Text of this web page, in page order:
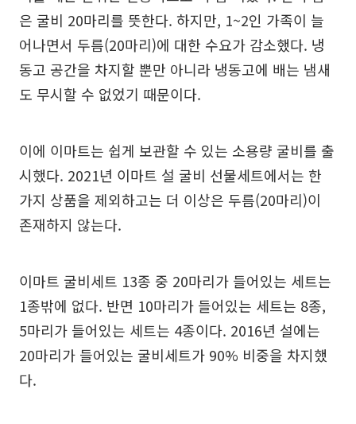
은 굴비 20마리를 뜻한다. 하지만, 1~2인 가족이 늘
어나면서 두름(20마리)에 대한 수요가 감소했다. 냉
동고 공간을 차지할 뿐만 아니라 냉동고에 배는 냄새
도 무시할 수 없었기 때문이다.
이에 이마트는 쉽게 보관할 수 있는 소용량 굴비를 출
시했다. 2021년 이마트 설 굴비 선물세트에서는 한
가지 상품을 제외하고는 더 이상은 두름(20마리)이
존재하지 않는다.
이마트 굴비세트 13종 중 20마리가 들어있는 세트는
1종밖에 없다. 반면 10마리가 들어있는 세트는 8종,
5마리가 들어있는 세트는 4종이다. 2016년 설에는
20마리가 들어있는 굴비세트가 90% 비중을 차지했
다.